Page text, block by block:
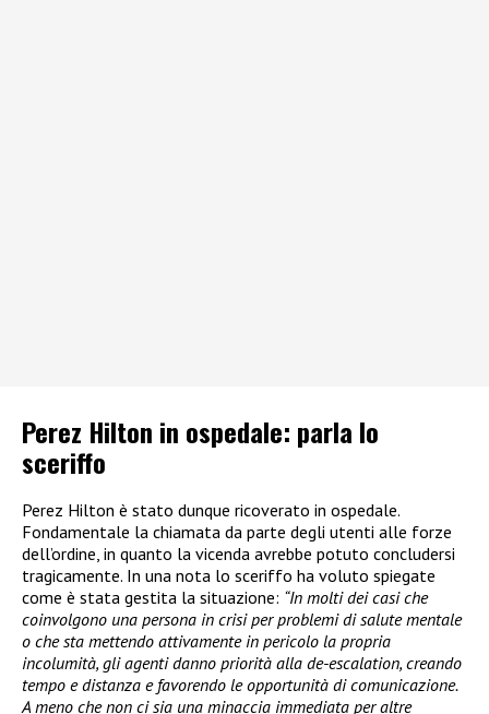
Perez Hilton in ospedale: parla lo
sceriffo
Perez Hilton è stato dunque ricoverato in ospedale.
Fondamentale la chiamata da parte degli utenti alle forze
dell’ordine, in quanto la vicenda avrebbe potuto concludersi
tragicamente. In una nota lo sceriffo ha voluto spiegate
come è stata gestita la situazione: “In molti dei casi che
coinvolgono una persona in crisi per problemi di salute mentale
o che sta mettendo attivamente in pericolo la propria
incolumità, gli agenti danno priorità alla de-escalation, creando
tempo e distanza e favorendo le opportunità di comunicazione.
A meno che non ci sia una minaccia immediata per altre